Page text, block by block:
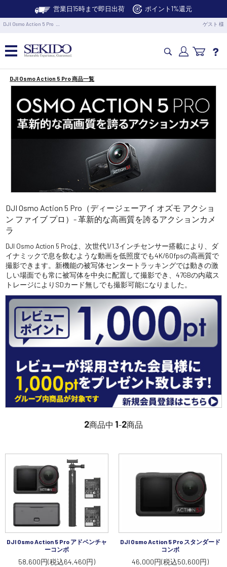
営業日15時まで即日出荷 ポイント1%還元
DJI Osmo Action 5 Pro … ゲスト 様
カメラドローン・生活家電
カメラ・スタビライザー
業務用ドローン・業務関連製品
水中ドローン(ROV)・水中スクーター
RC・ロボット部品
定期配信!
サポート・Q&A / 法人・学生のお客様
取扱店舗一覧
SEKIDO
コーポレートサイト
SEKIDO 会社概要
DJI Osmo Action 5 Pro 商品一覧
DJI Osmo Action 5 Pro（ディージェーアイ オズモ アクショ
ン ファイブ プロ）- 革新的な高画質を誇るアクションカメ
ラ
DJI Osmo Action 5 Proは、次世代1/1.3インチセンサー搭載により、ダ
イナミックで息を飲むような動画を低照度でも4K/60fpsの高画質で
撮影できます。新機能の被写体センタートラッキングでは動きの激
しい場面でも常に被写体を中央に配置して撮影でき、47GBの内蔵ス
トレージによりSDカード無しでも撮影可能になりました。
2商品中 1-2商品
DJI Osmo Action 5 Pro アドベンチャ
ーコンボ
58,600円(税込64,460円)
DJI Osmo Action 5 Pro スタンダード
コンボ
46,000円(税込50,600円)